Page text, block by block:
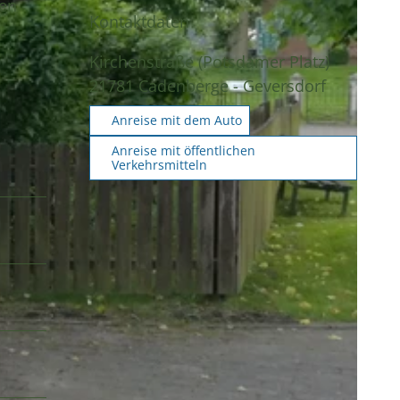
Kontaktdaten
Kirchenstraße (Potsdamer Platz)
21781Cadenberge- Geversdorf
Anreise mit dem Auto
Anreise mit öffentlichen
Verkehrsmitteln